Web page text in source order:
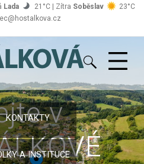
Lada 21°C | Zítra Soběslav 23°C
v
KONTAKTY
A INSTITUCE